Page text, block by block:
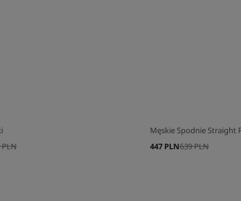
PLN
Męskie Spodnie Straight
639 PLN
447 PLN